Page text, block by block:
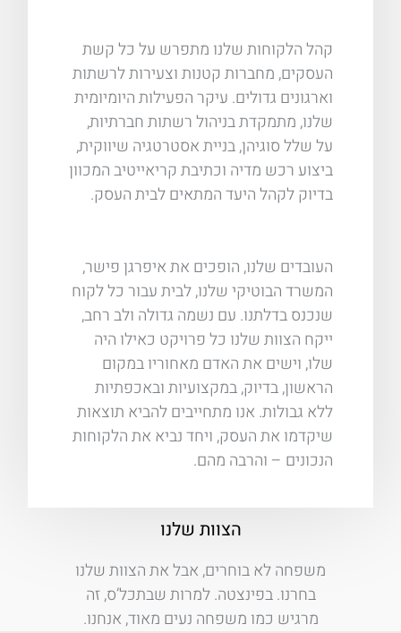
קהל הלקוחות שלנו מתפרש על כל קשת
העסקים, מחברות קטנות וצעירות לרשתות
וארגונים גדולים. עיקר הפעילות היומיומית
שלנו, מתמקדת בניהול רשתות חברתיות,
על שלל סוגיהן, בניית אסטרטגיה שיווקית,
ביצוע רכש מדיה וכתיבת קריאייטיב המכוון
בדיוק לקהל היעד המתאים לבית העסק.
העובדים שלנו, הופכים את איפרגן פישר,
המשרד הבוטיקי שלנו, לבית עבור כל לקוח
שנכנס בדלתנו. עם נשמה גדולה ולב רחב,
ייקח הצוות שלנו כל פרויקט כאילו היה
שלו, וישים את האדם מאחוריו במקום
הראשון, בדיוק, במקצועיות ובאכפתיות
ללא גבולות. אנו מתחייבים להביא תוצאות
שיקדמו את העסק, ויחד נביא את הלקוחות
הנכונים – והרבה מהם.
הצוות שלנו
משפחה לא בוחרים, אבל את הצוות שלנו
בחרנו. בפינצטה. למרות שבתכל’ס, זה
מרגיש כמו משפחה נעים מאוד, אנחנו.